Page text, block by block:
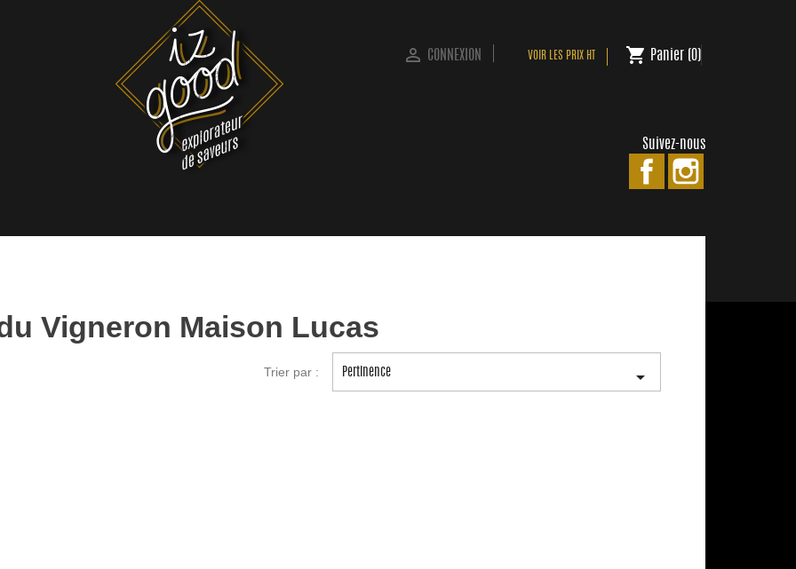
 CONNEXION VOIR LES PRIX HT shopping_cart Panier (0)
Suivez-nous
Facebook
Vigneron Maison Lucas
Trier par : Pertinence 